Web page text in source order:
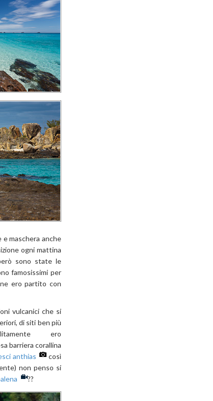
e maschera anche
ogni mattina
sono state le
famosissimi per
ero partito con
vulcanici che si
di siti ben più
ero
barriera corallina
anthias
così
non penso si
??